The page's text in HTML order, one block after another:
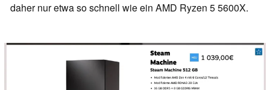
daher nur etwa so schnell wie ein AMD Ryzen 5 5600X.